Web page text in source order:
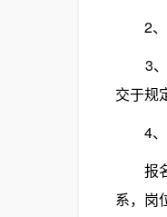
2、
3、
交于规
4、
报名
系，岗